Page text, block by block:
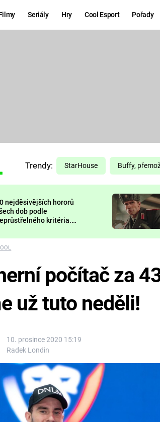
Seriály Hry Cool Esport Pořady
PREDÁTOR
Trendy: StarHouse Buffy,
nejděsivějších hororů
dob podle
kritéria.
zvednou tep?
10. prosince 2020 15:19
Radek Londin
počítač za
už tuto neděli!